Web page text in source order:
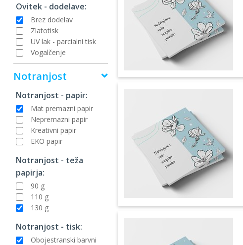
Ovitek - dodelave:
Brez dodelav
Zlatotisk
UV lak - parcialni tisk
Vogalčenje
Notranjost
Notranjost - papir:
Mat premazni papir
Nepremazni papir
Kreativni papir
EKO papir
Notranjost - teža
papirja:
90 g
110 g
130 g
Notranjost - tisk:
Obojestranski barvni